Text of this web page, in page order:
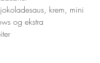
krem, mini
og ekstra